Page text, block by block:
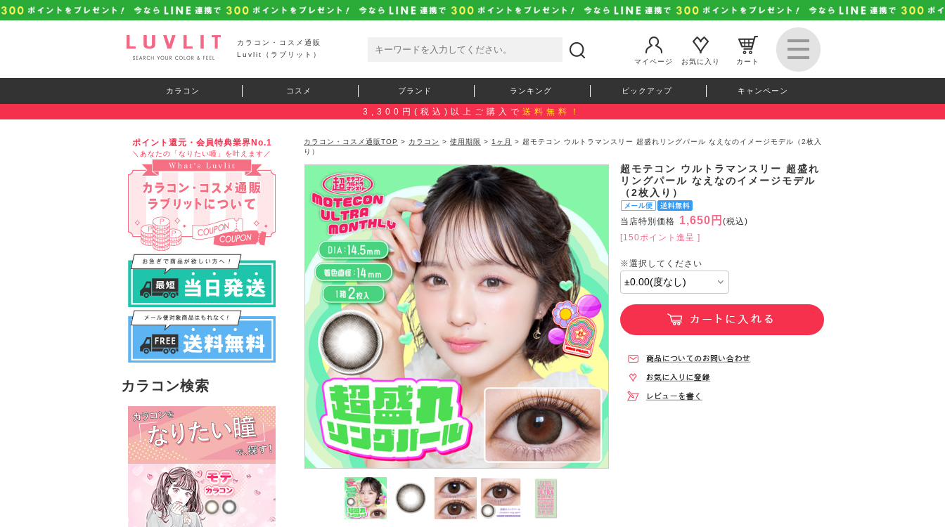
カラコン・コスメ通販
Luvlit（ラブリット）
マイページ
お気に入り カート
カラコン コスメ ブランド ランキング ピックアップ キャンペーン
3,300円(税込)以上ご購入で 送料無料！
ポイント還元・会員特典業界No.1
＼あなたの「なりたい瞳」を叶えます／
カラコン検索
カラコン・コスメ通販TOP > カラコン > 使用期限 > 1ヶ月
> 超モテコン ウルトラマンスリー 超盛れリングパール なえなのイメージモデル（2枚入
り）
超モテコン ウルトラマンスリー 超盛れ
リングパール なえなのイメージモデル
（2枚入り）
当店特別価格 1,650円 (税込)
[150ポイント進呈 ]